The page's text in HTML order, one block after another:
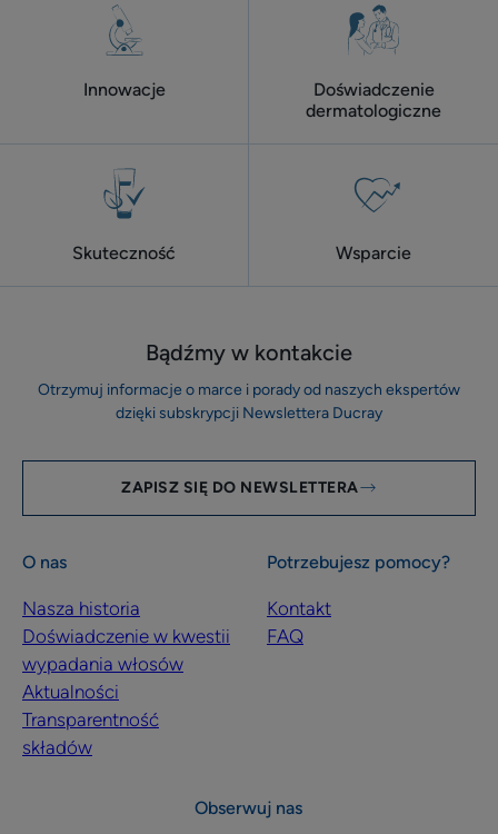
Innowacje
Doświadczenie
dermatologiczne
Skuteczność Wsparcie
Bądźmy w kontakcie
Otrzymuj informacje o marce i porady od naszych ekspertów
dzięki subskrypcji Newslettera Ducray
ZAPISZ SIĘ DO NEWSLETTERA
O nas
Nasza historia
Doświadczenie w kwestii
wypadania włosów
Aktualności
Transparentność
składów
Potrzebujesz pomocy?
Kontakt
FAQ
Obserwuj nas